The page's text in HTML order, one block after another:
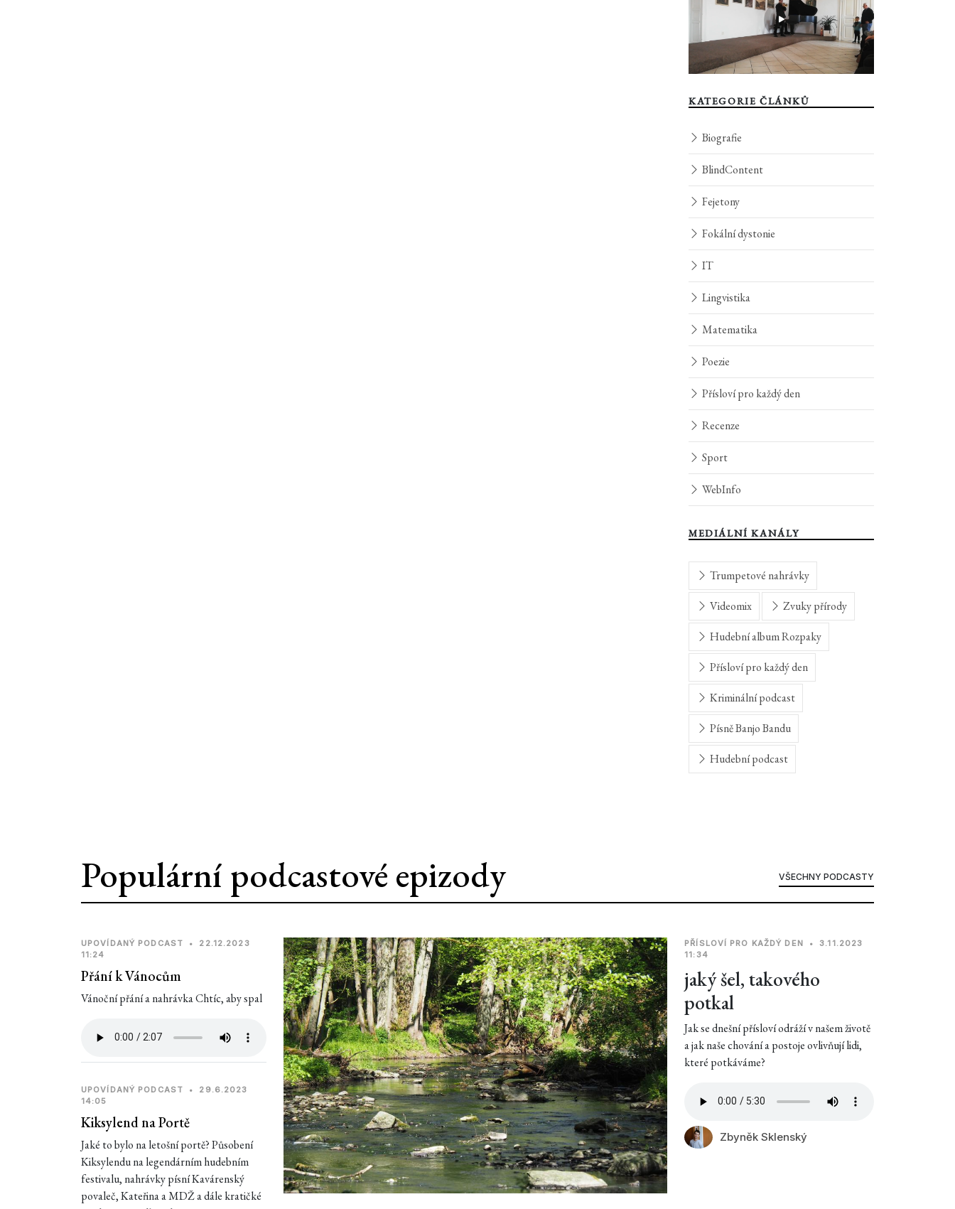
KATEGORIE ČLÁNKŮ
Biografie
BlindContent
Fejetony
Fokální dystonie
IT
Lingvistika
Matematika
Poezie
Přísloví pro každý den
Recenze
Sport
WebInfo
MEDIÁLNÍ KANÁLY
Trumpetové nahrávky
Videomix Zvuky přírody
Hudební album Rozpaky
Přísloví pro každý den
Kriminální podcast
Písně Banjo Bandu
Hudební podcast
Populární podcastové epizody VŠECHNY PODCASTY
PŘÍSLOVÍ PRO KAŽDÝ DEN •
3.11.2023
11:34
jaký šel, takového
potkal
Jak se dnešní přísloví odráží v našem životě
a jak naše chování a postoje ovlivňují lidi,
které potkáváme?
Zbyněk Sklenský
UPOVÍDANÝ PODCAST •
22.12.2023
11:24
Přání k Vánocům
Vánoční přání a nahrávka Chtíc, aby spal
UPOVÍDANÝ PODCAST •
29.6.2023
14:05
Kiksylend na Portě
Jaké to bylo na letošní portě? Působení
Kiksylendu na legendárním hudebním
festivalu, nahrávky písní Kavárenský
povaleč, Kateřina a MDŽ a dále kratičké